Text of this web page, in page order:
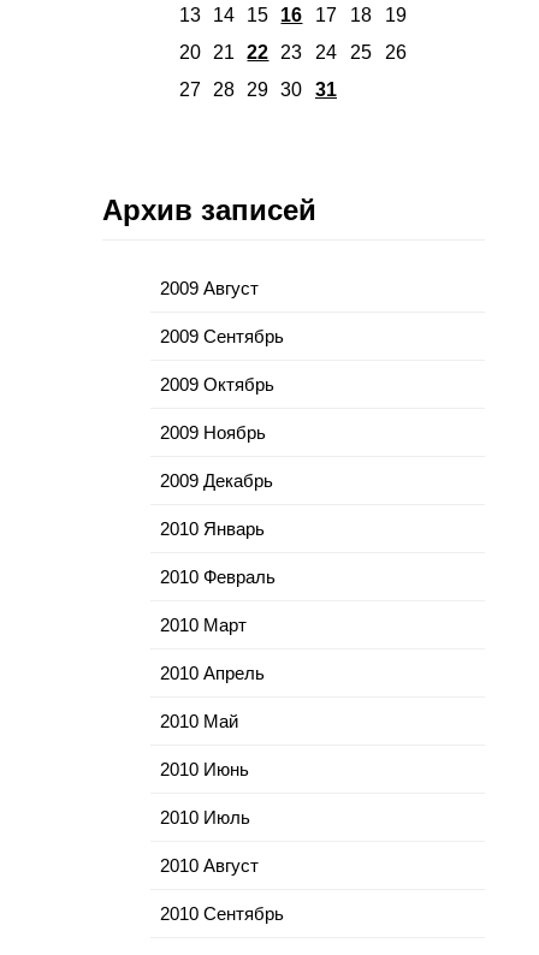
13
14 15 16 17 18
19
20
21 22 23 24 25
26
27
28 29 30 31
Архив записей
2009 Август
2009 Сентябрь
2009 Октябрь
2009 Ноябрь
2009 Декабрь
2010 Январь
2010 Февраль
2010 Март
2010 Апрель
2010 Май
2010 Июнь
2010 Июль
2010 Август
2010 Сентябрь